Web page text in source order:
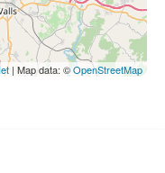
| Map data: ©OpenStreetMap